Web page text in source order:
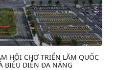
HỘI CHỢ TRIỂN LÃM QUỐC
BIỂU DIỄN ĐA NĂNG